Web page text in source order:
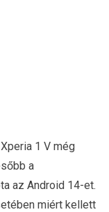
1 V még
a
az Android 14-et.
miért kellett